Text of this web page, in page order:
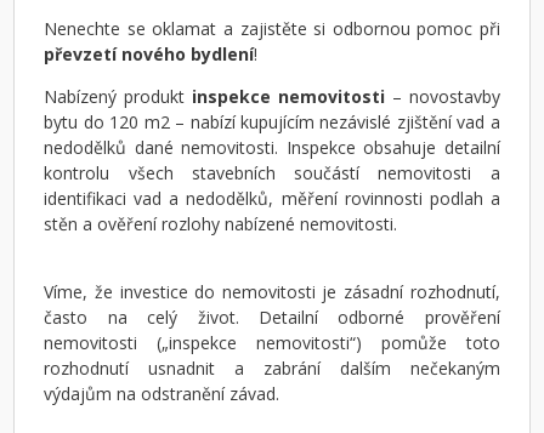
Nenechte se oklamat a zajistěte si odbornou pomoc při
převzetí nového bydlení!
Nabízený produkt inspekce nemovitosti – novostavby
bytu do 120 m2 – nabízí kupujícím nezávislé zjištění vad a
nedodělků dané nemovitosti. Inspekce obsahuje detailní
kontrolu všech stavebních součástí nemovitosti a
identifikaci vad a nedodělků, měření rovinnosti podlah a
stěn a ověření rozlohy nabízené nemovitosti.
Víme, že investice do nemovitosti je zásadní rozhodnutí,
často na celý život. Detailní odborné prověření
nemovitosti („inspekce nemovitosti“) pomůže toto
rozhodnutí usnadnit a zabrání dalším nečekaným
výdajům na odstranění závad.